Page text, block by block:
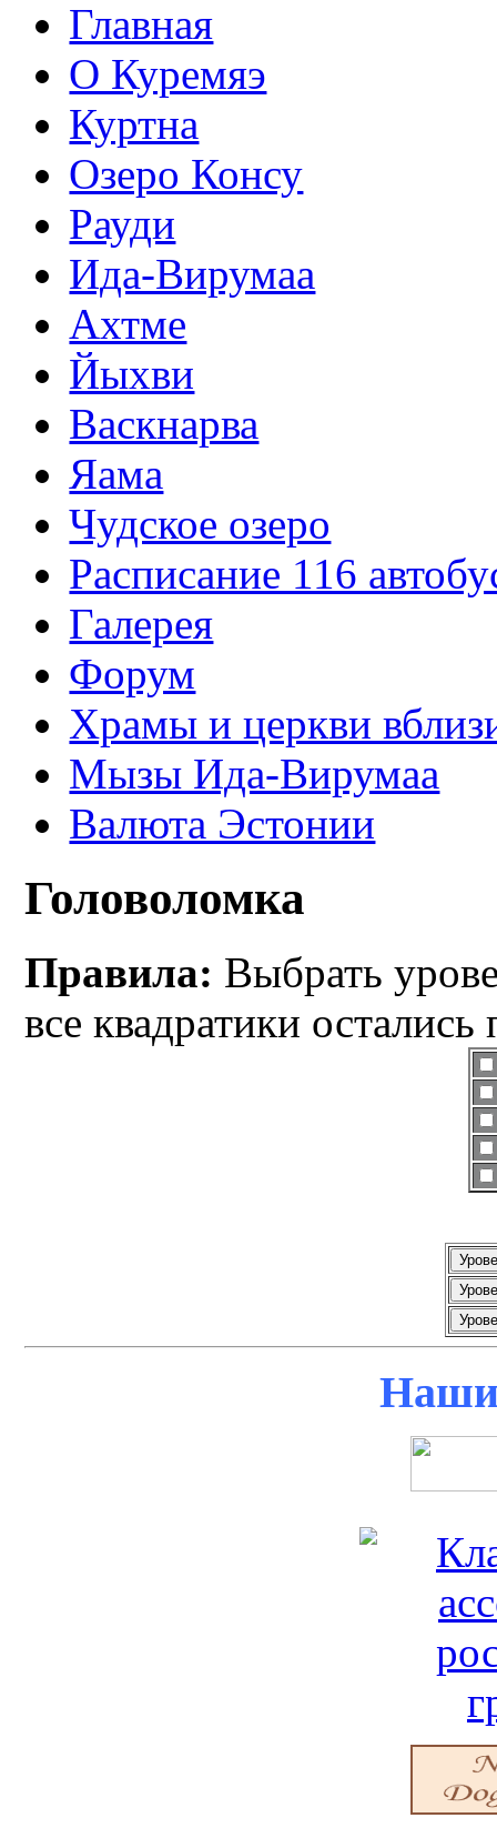
Главная
О Куремяэ
Куртна
Озеро Консу
Рауди
Ида-Вирумаа
Ахтме
Йыхви
Васкнарва
Яама
Чудское озеро
Расписание 116
Галерея
Форум
Храмы и церкви
Мызы Ида-Вирумаа
Валюта Эстонии
Головоломка
Правила: Выбрать
все квадратики
Наши